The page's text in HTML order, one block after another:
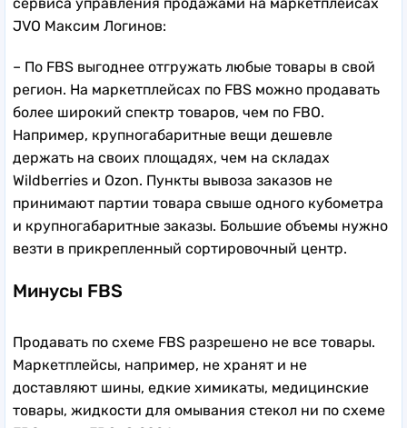
сервиса управления продажами на маркетплейсах
JVO Максим Логинов:
– По FBS выгоднее отгружать любые товары в свой
регион. На маркетплейсах по FBS можно продавать
более широкий спектр товаров, чем по FBO.
Например, крупногабаритные вещи дешевле
держать на своих площадях, чем на складах
Wildberries и Ozon. Пункты вывоза заказов не
принимают партии товара свыше одного кубометра
и крупногабаритные заказы. Большие объемы нужно
везти в прикрепленный сортировочный центр.
Минусы FBS
Продавать по схеме FBS разрешено не все товары.
Маркетплейсы, например, не хранят и не
доставляют шины, едкие химикаты, медицинские
товары, жидкости для омывания стекол ни по схеме